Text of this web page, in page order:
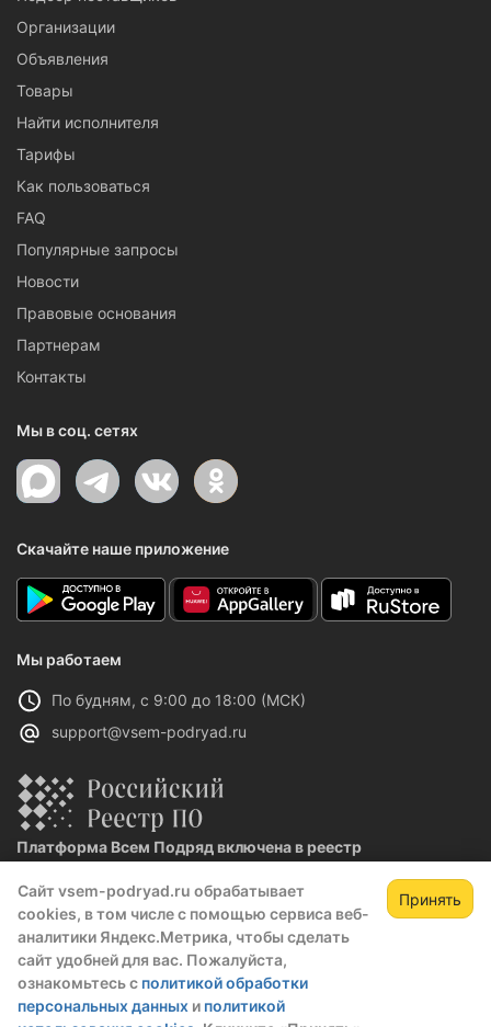
Сайт vsem-podryad.ru обрабатывает
cookies, в том числе с помощью сервиса веб-
аналитики Яндекс.Метрика, чтобы сделать
сайт удобней для вас. Пожалуйста,
ознакомьтесь с политикой обработки
персональных данных и политикой
Принять
Организации
Объявления
Товары
Найти исполнителя
Тарифы
Как пользоваться
FAQ
Популярные запросы
Новости
Правовые основания
Партнерам
Контакты
Мы в соц. сетях
Скачайте наше приложение
Мы работаем
По будням, с 9:00 до 18:00 (МСК)
support@vsem-podryad.ru
Платформа Всем Подряд включена в реестр
Реестровая запись №32021 от 06.02.2026
Политика конфиденциальности
О компании